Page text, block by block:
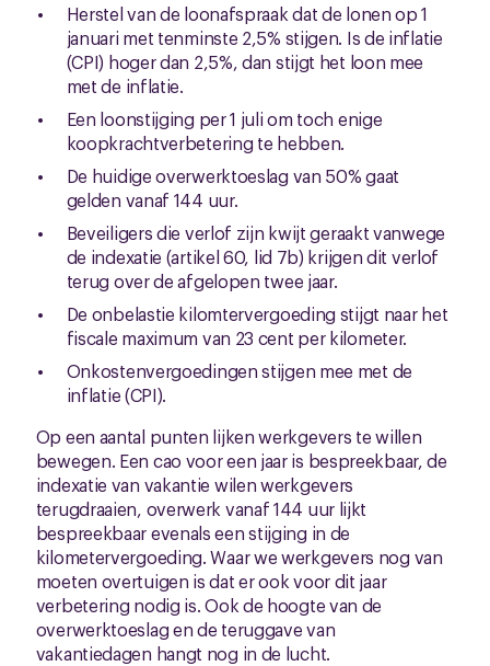
Herstel van de loonafspraak dat de lonen op 1
januari met tenminste 2,5% stijgen. Is de inflatie
(CPI) hoger dan 2,5%, dan stijgt het loon mee
met de inflatie.
Een loonstijging per 1 juli om toch enige
koopkrachtverbetering te hebben.
De huidige overwerktoeslag van 50% gaat
gelden vanaf 144 uur.
Beveiligers die verlof zijn kwijt geraakt vanwege
de indexatie (artikel 60, lid 7b) krijgen dit verlof
terug over de afgelopen twee jaar.
De onbelastie kilomtervergoeding stijgt naar het
fiscale maximum van 23 cent per kilometer.
Onkostenvergoedingen stijgen mee met de
inflatie (CPI).
Op een aantal punten lijken werkgevers te willen
bewegen. Een cao voor een jaar is bespreekbaar, de
indexatie van vakantie wilen werkgevers
terugdraaien, overwerk vanaf 144 uur lijkt
bespreekbaar evenals een stijging in de
kilometervergoeding. Waar we werkgevers nog van
moeten overtuigen is dat er ook voor dit jaar
verbetering nodig is. Ook de hoogte van de
overwerktoeslag en de teruggave van
vakantiedagen hangt nog in de lucht.